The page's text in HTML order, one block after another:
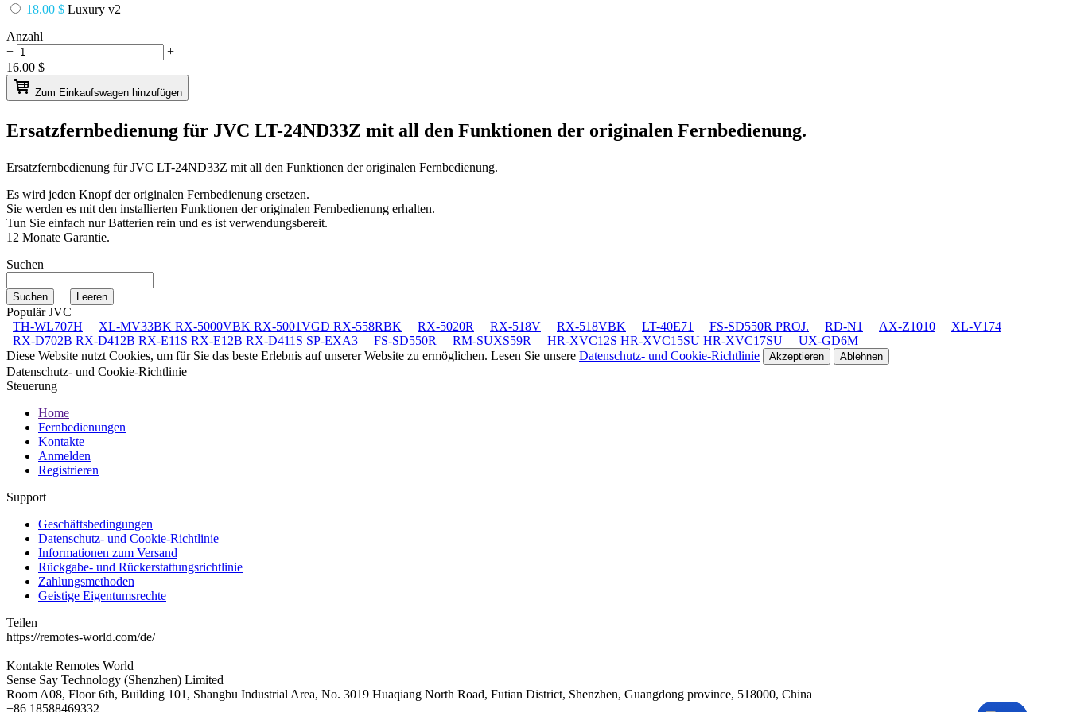
18.00 $ Luxury v2
Anzahl
−
+
16.00 $
Zum Einkaufswagen hinzufügen
Ersatzfernbedienung für JVC LT-24ND33Z mit all den Funktionen der originalen Fernbedienung.
Ersatzfernbedienung fürJVC LT-24ND33Z mit all den Funktionen der originalen Fernbedienung.
Es wird jeden Knopf der originalen Fernbedienung ersetzen.
Sie werden es mit den installierten Funktionen der originalen Fernbedienung erhalten.
Tun Sie einfach nur Batterien rein und es ist verwendungsbereit.
12 Monate Garantie.
Suchen
Populär JVC
TH-WL707H
XL-MV33BK RX-5000VBK RX-5001VGD RX-558RBK RX-5020R RX-518V RX-518VBK LT-40E71 FS-SD550R PROJ. RD-N1 AX-Z1010
XL-V174
RX-D702B RX-D412B RX-E11S RX-E12B RX-D411S SP-EXA3
FS-SD550R RM-SUXS59R HR-XVC12S HR-XVC15SU HR-XVC17SU
UX-GD6M
Diese Website nutzt Cookies, um für Sie das beste Erlebnis auf unserer Website zu ermöglichen. Lesen Sie unsere Datenschutz- und Cookie-Richtlinie Akzeptieren Ablehnen
Datenschutz- und Cookie-Richtlinie
Steuerung
Home
Fernbedienungen
Kontakte
Anmelden
Registrieren
Support
Geschäftsbedingungen
Datenschutz- und Cookie-Richtlinie
Informationen zum Versand
Rückgabe- und Rückerstattungsrichtlinie
Zahlungsmethoden
Geistige Eigentumsrechte
Teilen
https://remotes-world.com/de/
Kontakte Remotes World
Sense Say Technology (Shenzhen) Limited
Room A08, Floor 6th, Building 101, Shangbu Industrial Area, No. 3019 Huaqiang North Road, Futian District, Shenzhen, Guangdong province, 518000, China
+86 18588469332